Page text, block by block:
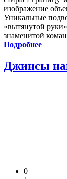
изображение
Уникальные
«вытянутой
знаменитой
Подробнее
Джинсы
0